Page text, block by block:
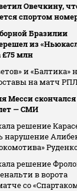
Овечкину,
спортом
Бразилии
из
£75 млн
и «Балтика»
на матч
Месси скончался
— СМИ
решение
нарушение
решение
в ворота
со